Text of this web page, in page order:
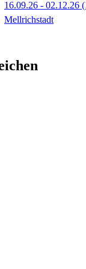
16.09.26 - 02.12.26
Mellrichstadt